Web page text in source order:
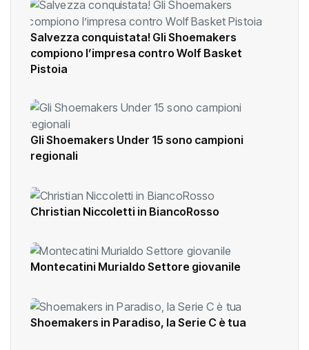
Salvezza conquistata! Gli Shoemakers
compiono l’impresa contro Wolf Basket
Pistoia
Gli Shoemakers Under 15 sono campioni
regionali
Christian Niccoletti in BiancoRosso
Montecatini Murialdo Settore giovanile
Shoemakers in Paradiso, la Serie C è tua